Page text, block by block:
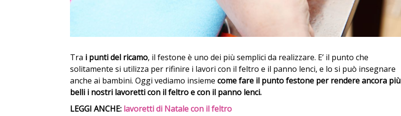
Tra i punti del ricamo, il festone è uno dei più semplici da realizzare. E’ il punto che
solitamente si utilizza per rifinire i lavori con il feltro e il panno lenci, e lo si può insegnare
anche ai bambini. Oggi vediamo insiemecome fare il punto festone per rendere ancora più
belli i nostri lavoretti con il feltro e con il panno lenci.
LEGGI ANCHE: lavoretti di Natale con il feltro